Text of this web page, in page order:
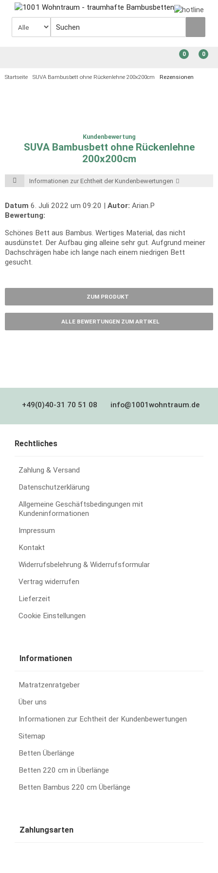
0
0
Startseite SUVA Bambusbett ohne Rückenlehne 200x200cm Rezensionen
Kundenbewertung
SUVA Bambusbett ohne Rückenlehne
200x200cm
Informationen zur Echtheit der Kundenbewertungen
Datum 6. Juli 2022 um 09:20 | Autor: Arian.P
Bewertung:
Schönes Bett aus Bambus. Wertiges Material, das nicht
ausdünstet. Der Aufbau ging alleine sehr gut. Aufgrund meiner
Dachschrägen habe ich lange nach einem niedrigen Bett
gesucht.
ZUM PRODUKT
ALLE BEWERTUNGEN ZUM ARTIKEL
+49(0)40-31 70 51 08 info@1001wohntraum.de
Rechtliches
Zahlung & Versand
Datenschutzerklärung
Allgemeine Geschäftsbedingungen mit
Kundeninformationen
Impressum
Kontakt
Widerrufsbelehrung & Widerrufsformular
Vertrag widerrufen
Lieferzeit
Cookie Einstellungen
Informationen
Matratzenratgeber
Über uns
Informationen zur Echtheit der Kundenbewertungen
Sitemap
Betten Überlänge
Betten 220 cm in Überlänge
Betten Bambus 220 cm Überlänge
Zahlungsarten